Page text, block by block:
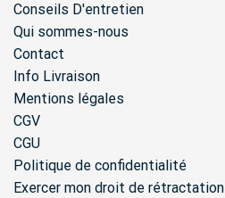
Conseils D'entretien
Qui sommes-nous
Contact
Info Livraison
Mentions légales
CGV
CGU
Politique de confidentialité
Exercer mon droit de rétractation